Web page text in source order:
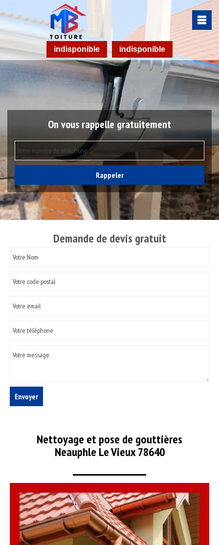
indisponible indisponible
On vous rappelle gratuitement
Demande de devis gratuit
Nettoyage et pose de gouttières
Neauphle Le Vieux 78640